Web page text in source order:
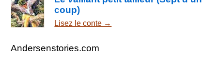
coup)
Lisez le conte →
Andersenstories.com